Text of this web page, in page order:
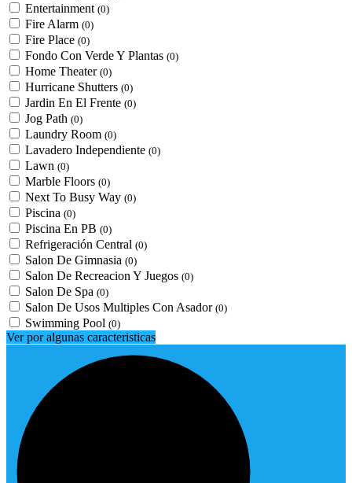
Entertainment (0)
Fire Alarm (0)
Fire Place (0)
Fondo Con Verde Y Plantas (0)
Home Theater (0)
Hurricane Shutters (0)
Jardin En El Frente (0)
Jog Path (0)
Laundry Room (0)
Lavadero Independiente (0)
Lawn (0)
Marble Floors (0)
Next To Busy Way (0)
Piscina (0)
Piscina En PB (0)
Refrigeración Central (0)
Salon De Gimnasia (0)
Salon De Recreacion Y Juegos (0)
Salon De Spa (0)
Salon De Usos Multiples Con Asador (0)
Swimming Pool (0)
Ver por algunas caracteristicas